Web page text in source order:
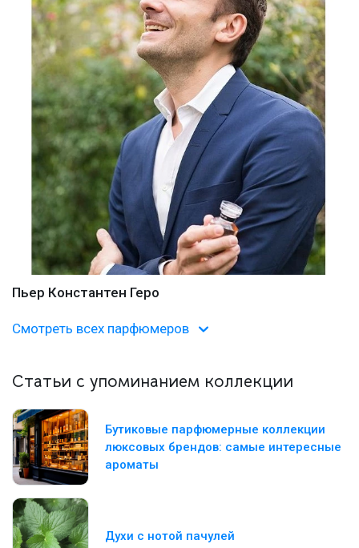
Пьер Константен Геро
Смотреть всех парфюмеров
Статьи с упоминанием коллекции
Бутиковые парфюмерные коллекции
люксовых брендов: самые интересные
ароматы
Духи с нотой пачулей